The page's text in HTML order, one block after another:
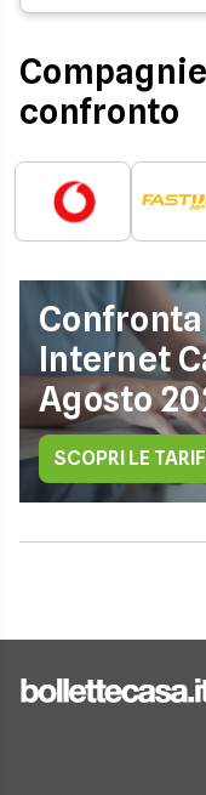
confronto
Internet
Agosto
SCOPRI LE